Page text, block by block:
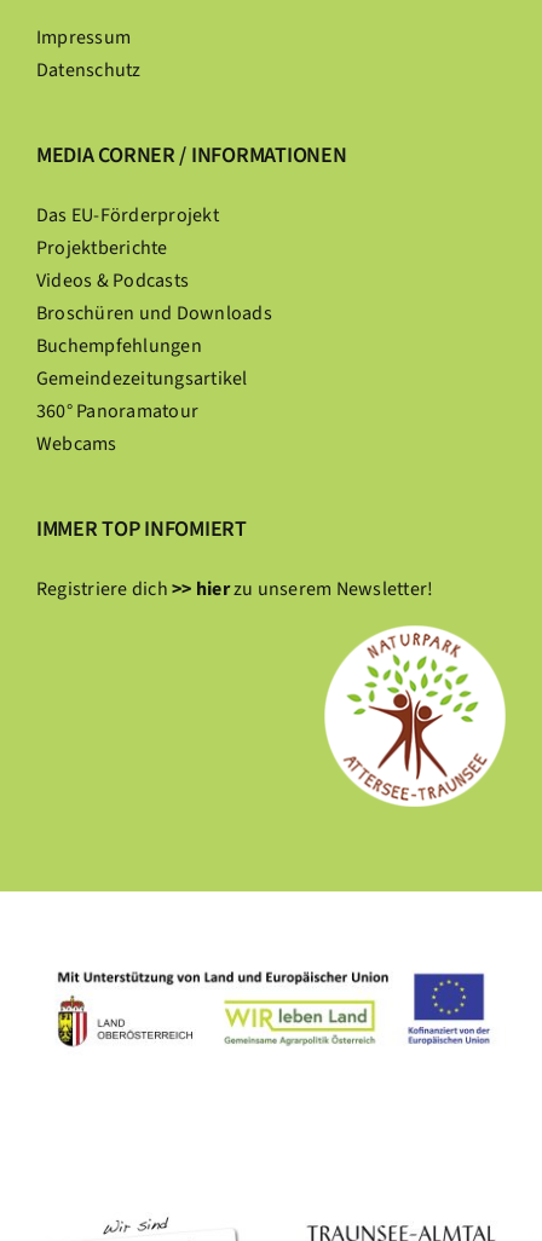
Impressum
Datenschutz
MEDIA CORNER / INFORMATIONEN
Das EU-Förderprojekt
Projektberichte
Videos & Podcasts
Broschüren und Downloads
Buchempfehlungen
Gemeindezeitungsartikel
360° Panoramatour
Webcams
IMMER TOP INFOMIERT
Registriere dich>> hierzu unserem Newsletter!